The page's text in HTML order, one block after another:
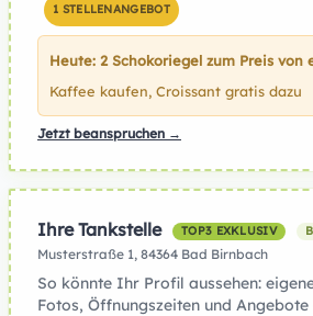
1 STELLENANGEBOT
Heute: 2 Schokoriegel zum Preis von
Kaffee kaufen, Croissant gratis dazu
Jetzt beanspruchen →
Ihre Tankstelle TOP3 EXKLUSIV
Musterstraße 1, 84364 Bad Birnbach
So könnte Ihr Profil aussehen:
Fotos, Öffnungszeiten und